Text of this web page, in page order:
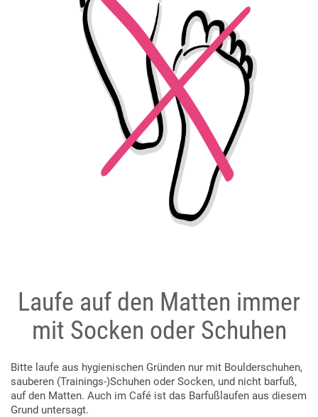
Laufe auf den Matten immer
mit Socken oder Schuhen
Bitte laufe aus hygienischen Gründen nur mit Boulderschuhen,
sauberen (Trainings-)Schuhen oder Socken, und nicht barfuß,
auf den Matten. Auch im Café ist das Barfußlaufen aus diesem
Grund untersagt.